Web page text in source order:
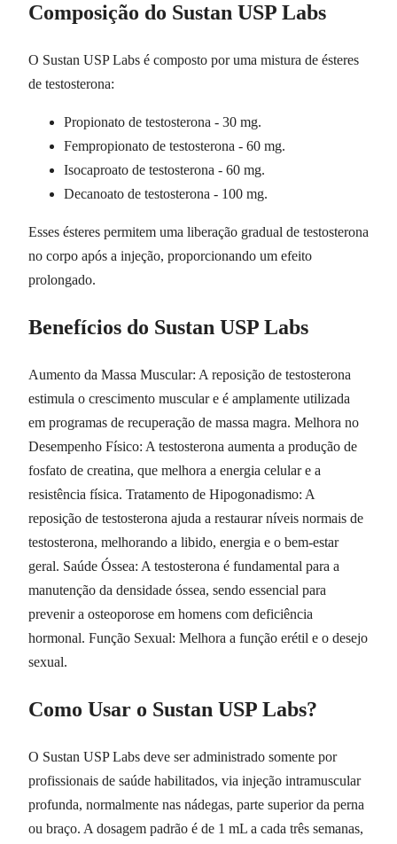
Composição do Sustan USP Labs
O Sustan USP Labs é composto por uma mistura de ésteres
de testosterona:
Propionato de testosterona - 30 mg.
Fempropionato de testosterona - 60 mg.
Isocaproato de testosterona - 60 mg.
Decanoato de testosterona - 100 mg.
Esses ésteres permitem uma liberação gradual de testosterona
no corpo após a injeção, proporcionando um efeito
prolongado.
Benefícios do Sustan USP Labs
Aumento da Massa Muscular: A reposição de testosterona
estimula o crescimento muscular e é amplamente utilizada
em programas de recuperação de massa magra. Melhora no
Desempenho Físico: A testosterona aumenta a produção de
fosfato de creatina, que melhora a energia celular e a
resistência física. Tratamento de Hipogonadismo: A
reposição de testosterona ajuda a restaurar níveis normais de
testosterona, melhorando a libido, energia e o bem-estar
geral. Saúde Óssea: A testosterona é fundamental para a
manutenção da densidade óssea, sendo essencial para
prevenir a osteoporose em homens com deficiência
hormonal. Função Sexual: Melhora a função erétil e o desejo
sexual.
Como Usar o Sustan USP Labs?
O Sustan USP Labs deve ser administrado somente por
profissionais de saúde habilitados, via injeção intramuscular
profunda, normalmente nas nádegas, parte superior da perna
ou braço. A dosagem padrão é de 1 mL a cada três semanas,